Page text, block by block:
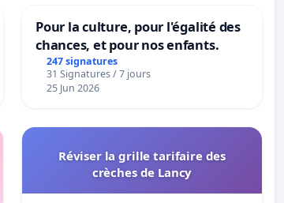
Pour la culture, pour l'égalité des
chances, et pour nos enfants.
247 signatures
31 Signatures / 7 jours
25 Jun 2026
Réviser la grille tarifaire des
crèches de Lancy